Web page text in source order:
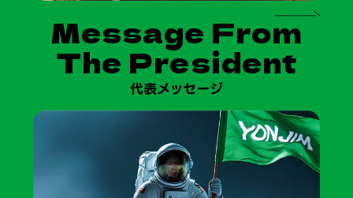
Message From
The President
代表メッセージ